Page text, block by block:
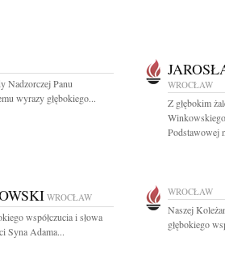
Nadzorczej Panu
wyrazy głębokiego...
WROCŁAW
Z głębokim
Podstawowej
WROCŁAW
współczucia i słowa
Syna Adama...
WROCŁAW
Naszej
głębokiego